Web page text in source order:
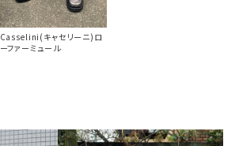
Casselini(キャセリーニ)ロ
ーファーミュール